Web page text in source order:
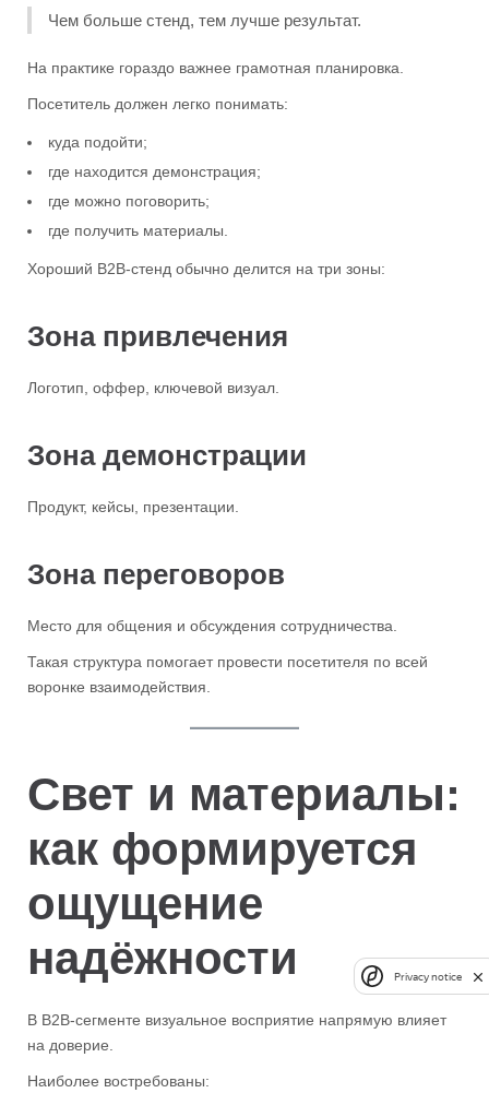
Чем больше стенд, тем лучше результат.
На практике гораздо важнее грамотная планировка.
Посетитель должен легко понимать:
куда подойти;
где находится демонстрация;
где можно поговорить;
где получить материалы.
Хороший B2B-стенд обычно делится на три зоны:
Зона привлечения
Логотип, оффер, ключевой визуал.
Зона демонстрации
Продукт, кейсы, презентации.
Зона переговоров
Место для общения и обсуждения сотрудничества.
Такая структура помогает провести посетителя по всей
воронке взаимодействия.
Свет и материалы:
как формируется
ощущение
надёжности
В B2B-сегменте визуальное восприятие напрямую влияет
на доверие.
Наиболее востребованы:
Privacy notice